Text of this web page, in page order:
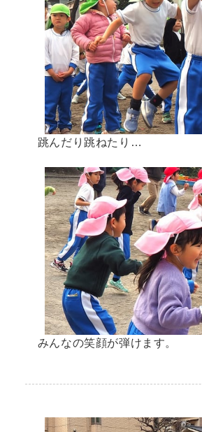
跳んだり跳ねたり…
みんなの笑顔が弾けます。